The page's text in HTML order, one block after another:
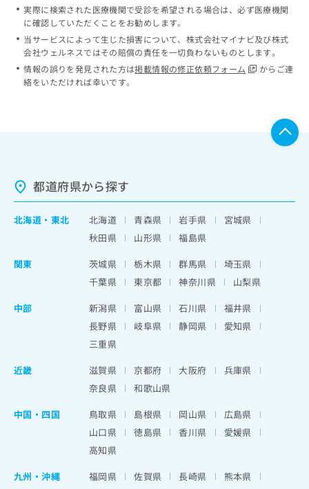
実際に検索された医療機関で受診を希望される場合は、必ず医療機関
に確認していただくことをお勧めします。
当サービスによって生じた損害について、株式会社マイナビ及び株式
会社ウェルネスではその賠償の責任を一切負わないものとします。
情報の誤りを発見された方は掲載情報の修正依頼フォーム
からご連
絡をいただければ幸いです。
都道府県から探す
北海道 ・ 東北 北海道 青森県 岩手県
宮城県
秋田県
山形県
福島県
関東
茨城県 栃木県 群馬県
埼玉県
千葉県
東京都 神奈川県
山梨県
中部
新潟県 富山県 石川県
福井県
長野県
岐阜県 静岡県
愛知県
三重県
近畿
滋賀県 京都府 大阪府
兵庫県
奈良県
和歌山県
中国・四国
鳥取県 島根県 岡山県
広島県
山口県
徳島県 香川県
愛媛県
高知県
九州・沖縄
福岡県 佐賀県 長崎県
熊本県